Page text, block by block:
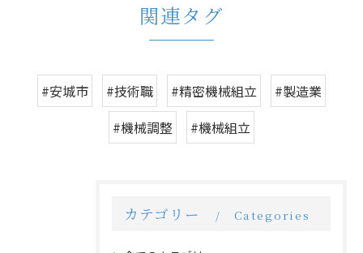
関連タグ
#安城市 #技術職 #精密機械組立
#製造業
#機械調整
#機械組立
カテゴリー Categories